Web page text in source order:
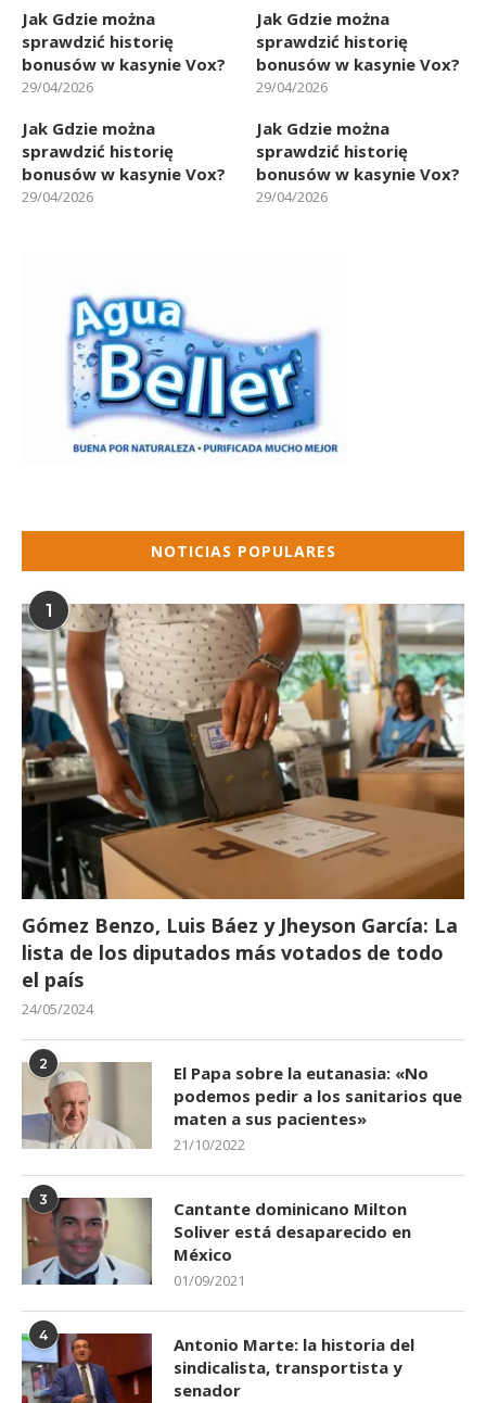
Jak Gdzie można
sprawdzić historię
bonusów w kasynie Vox?
29/04/2026
Jak Gdzie można
sprawdzić historię
bonusów w kasynie Vox?
29/04/2026
Jak Gdzie można
sprawdzić historię
bonusów w kasynie Vox?
29/04/2026
Jak Gdzie można
sprawdzić historię
bonusów w kasynie Vox?
29/04/2026
NOTICIAS POPULARES
1
Gómez Benzo, Luis Báez y Jheyson García: La
lista de los diputados más votados de todo
el país
24/05/2024
2
El Papa sobre la eutanasia: «No
podemos pedir a los sanitarios que
maten a sus pacientes»
21/10/2022
3
Cantante dominicano Milton
Soliver está desaparecido en
México
01/09/2021
4
Antonio Marte: la historia del
sindicalista, transportista y
senador